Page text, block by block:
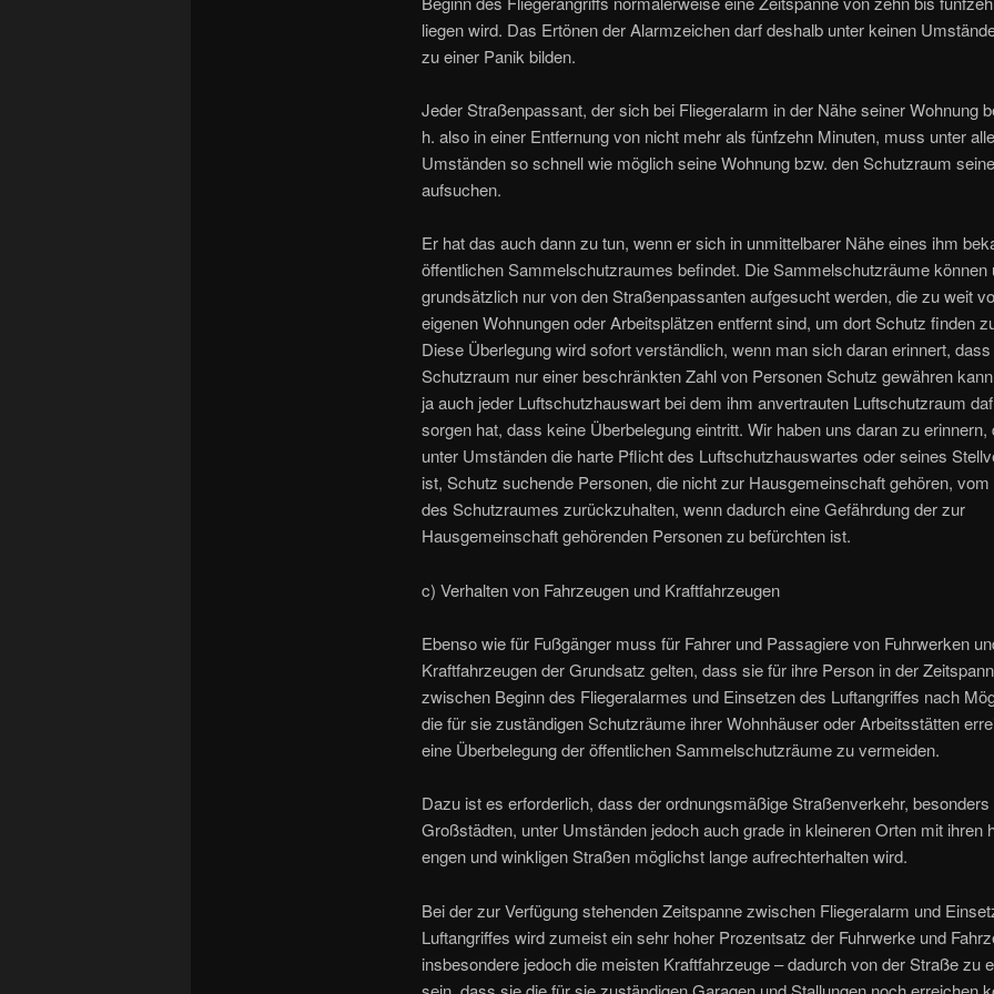
liegen wird. Das Ertönen der Alarmzeichen darf deshalb unter keinen
zu einer Panik bilden.
Jeder Straßenpassant, der sich bei Fliegeralarm in der Nähe seiner Wohnung
h. also in einer Entfernung von nicht mehr als fünfzehn Minuten, muss unter
Umständen so schnell wie möglich seine Wohnung bzw. den Schutzraum
aufsuchen.
Er hat das auch dann zu tun, wenn er sich in unmittelbarer Nähe eines ihm
öffentlichen Sammelschutzraumes befindet. Die Sammelschutzräume können
grundsätzlich nur von den Straßenpassanten aufgesucht werden, die zu weit
eigenen Wohnungen oder Arbeitsplätzen entfernt sind, um dort Schutz finden
Diese Überlegung wird sofort verständlich, wenn man sich daran erinnert,
Schutzraum nur einer beschränkten Zahl von Personen Schutz gewähren
ja auch jeder Luftschutzhauswart bei dem ihm anvertrauten Luftschutzraum
sorgen hat, dass keine Überbelegung eintritt. Wir haben uns daran zu
unter Umständen die harte Pflicht des Luftschutzhauswartes oder seines
ist, Schutz suchende Personen, die nicht zur Hausgemeinschaft gehören, vom
des Schutzraumes zurückzuhalten, wenn dadurch eine Gefährdung der zur
Hausgemeinschaft gehörenden Personen zu befürchten ist.
c) Verhalten von Fahrzeugen und Kraftfahrzeugen
Ebenso wie für Fußgänger muss für Fahrer und Passagiere von Fuhrwerken
Kraftfahrzeugen der Grundsatz gelten, dass sie für ihre Person in der
zwischen Beginn des Fliegeralarmes und Einsetzen des Luftangriffes nach
die für sie zuständigen Schutzräume ihrer Wohnhäuser oder Arbeitsstätten
eine Überbelegung der öffentlichen Sammelschutzräume zu vermeiden.
Dazu ist es erforderlich, dass der ordnungsmäßige Straßenverkehr, besonders
Großstädten, unter Umständen jedoch auch grade in kleineren Orten mit ihren
engen und winkligen Straßen möglichst lange aufrechterhalten wird.
Bei der zur Verfügung stehenden Zeitspanne zwischen Fliegeralarm und
Luftangriffes wird zumeist ein sehr hoher Prozentsatz der Fuhrwerke und
insbesondere jedoch die meisten Kraftfahrzeuge – dadurch von der Straße zu